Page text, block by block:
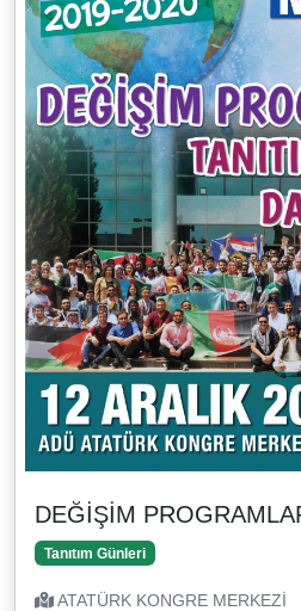
DEĞİŞİM
Tanıtım Günleri
ATATÜRK KONGRE MERKEZİ